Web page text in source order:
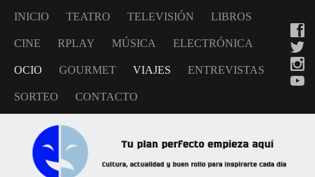
INICIO TEATRO TELEVISIÓN LIBROS
CINE RPLAY MÚSICA ELECTRÓNICA
OCIO GOURMET VIAJES ENTREVISTAS
SORTEO CONTACTO